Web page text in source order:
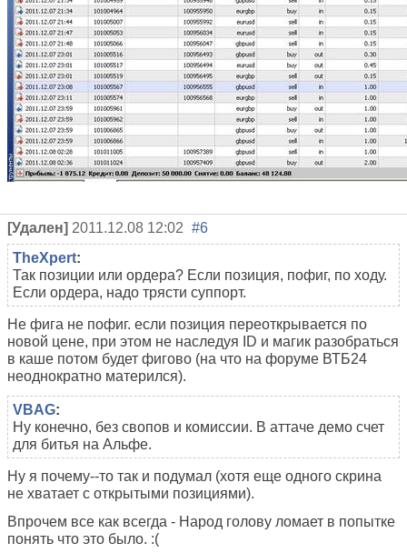
[Удален] 2011.12.08 12:02 #6
TheXpert:
Так позиции или ордера? Если позиция, пофиг, по ходу.
Если ордера, надо трясти суппорт.
Не фига не пофиг. если позиция переоткрывается по
новой цене, при этом не наследуя ID и магик разобраться
в каше потом будет фигово (на что на форуме ВТБ24
неоднократно матерился).
VBAG:
Ну конечно, без свопов и комиссии. В аттаче демо счет
для битья на Альфе.
Ну я почему--то так и подумал (хотя еще одного скрина
не хватает с открытыми позициями).
Впрочем все как всегда - Народ голову ломает в попытке
понять что это было. :(